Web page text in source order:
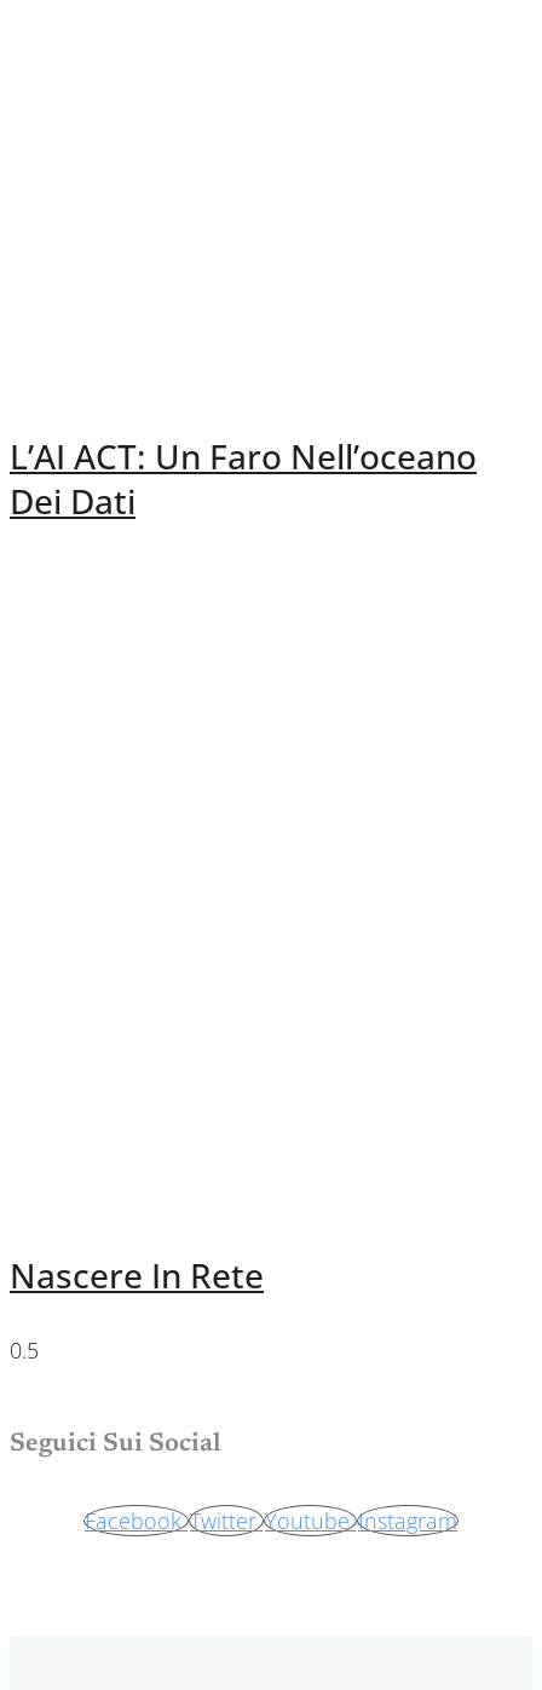
L’AI ACT: Un Faro Nell’oceano
Dei Dati
Nascere In Rete
Seguici Sui Social
Facebook Twitter Youtube Instagram